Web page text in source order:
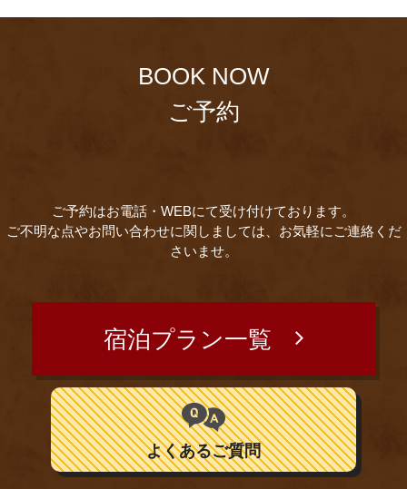
BOOK NOW
ご予約
ご予約はお電話・WEBにて受け付けております。
ご不明な点やお問い合わせに関しましては、お気軽にご連絡くだ
さいませ。
宿泊プラン一覧
よくあるご質問